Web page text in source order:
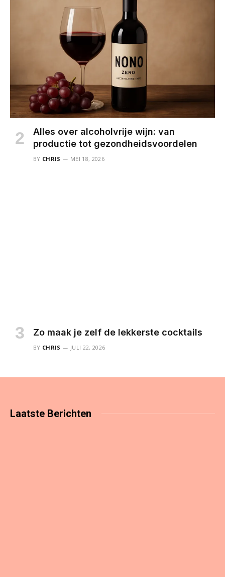
Alles over alcoholvrije wijn: van
productie tot gezondheidsvoordelen
BY CHRIS MEI 18, 2026
Zo maak je zelf de lekkerste cocktails
BY CHRIS JULI 22, 2026
Laatste Berichten